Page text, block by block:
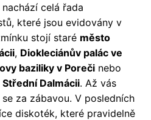
celá řada
které jsou evidovány v
stojí staré město
, Diokleciánův palác ve
baziliky v Poreči nebo
Dalmácii. Až vás
za zábavou. V posledních
diskoték, které pravidelně